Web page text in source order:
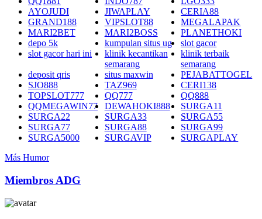
AYOJUDI
JIWAPLAY
CERIA88
GRAND188
VIPSLOT88
MEGALAPAK
MARI2BET
MARI2BOSS
PLANETHOKI
depo 5k
kumpulan situs ug
slot gacor
slot gacor hari ini
klinik kecantikan
semarang
klinik terbaik
semarang
deposit qris
situs maxwin
PEJABATTOGEL
SJO888
TAZ969
CERI138
TOPSLOT777
QQ777
QQ888
QQMEGAWIN77
DEWAHOKI888
SURGA11
SURGA22
SURGA33
SURGA55
SURGA77
SURGA88
SURGA99
SURGA5000
SURGAVIP
SURGAPLAY
Más Humor
Miembros ADG